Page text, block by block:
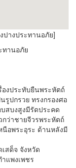
ปางประทานอภัย]
ทานอภัย
งประทับยืนพระหัตถ์
รูปกรวย ทรงกรองศอ
สบงสูงมีรัดประคด
ว่าชายจีวรพระหัตถ์
นือพระอุระ ด้านหลังมี
สด็จ จังหวัด
แพงเพชร